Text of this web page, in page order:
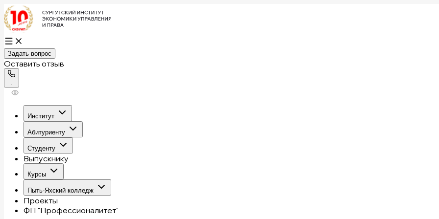
Задать вопрос
Оставить отзыв
Институт
Абитуриенту
Студенту
Выпускнику
Курсы
Пыть-Яхский колледж
Проекты
ФП "Профессионалитет"